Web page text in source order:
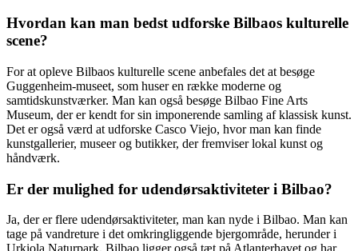
Hvordan kan man bedst udforske Bilbaos kulturelle
scene?
For at opleve Bilbaos kulturelle scene anbefales det at besøge
Guggenheim-museet, som huser en række moderne og
samtidskunstværker. Man kan også besøge Bilbao Fine Arts
Museum, der er kendt for sin imponerende samling af klassisk kunst.
Det er også værd at udforske Casco Viejo, hvor man kan finde
kunstgallerier, museer og butikker, der fremviser lokal kunst og
håndværk.
Er der mulighed for udendørsaktiviteter i Bilbao?
Ja, der er flere udendørsaktiviteter, man kan nyde i Bilbao. Man kan
tage på vandreture i det omkringliggende bjergområde, herunder i